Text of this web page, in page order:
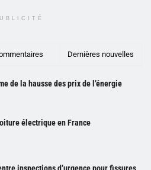
Dernières nouvelles
de la hausse des prix de l’énergie
électrique en France